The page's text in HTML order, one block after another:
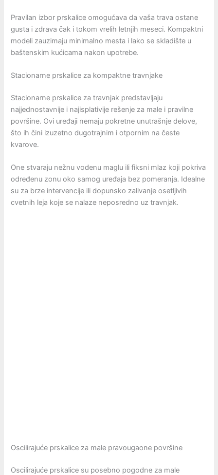
Pravilan izbor prskalice omogućava da vaša trava ostane
gusta i zdrava čak i tokom vrelih letnjih meseci. Kompaktni
modeli zauzimaju minimalno mesta i lako se skladište u
baštenskim kućicama nakon upotrebe.
Stacionarne prskalice za kompaktne travnjake
Stacionarne prskalice za travnjak predstavljaju
najjednostavnije i najisplativije rešenje za male i pravilne
površine. Ovi uređaji nemaju pokretne unutrašnje delove,
što ih čini izuzetno dugotrajnim i otpornim na česte
kvarove.
One stvaraju nežnu vodenu maglu ili fiksni mlaz koji pokriva
određenu zonu oko samog uređaja bez pomeranja. Idealne
su za brze intervencije ili dopunsko zalivanje osetljivih
cvetnih leja koje se nalaze neposredno uz travnjak.
Oscilirajuće prskalice za male pravougaone površine
Oscilirajuće prskalice su posebno pogodne za male